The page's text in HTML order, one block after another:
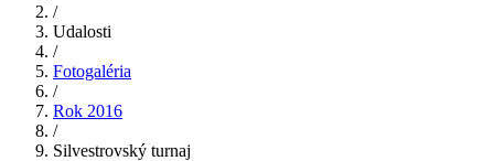
/
Udalosti
/
Fotogaléria
/
Rok 2016
/
Silvestrovský turnaj